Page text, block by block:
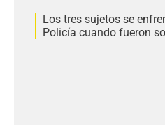
Los tres sujetos se
Policía cuando fueron